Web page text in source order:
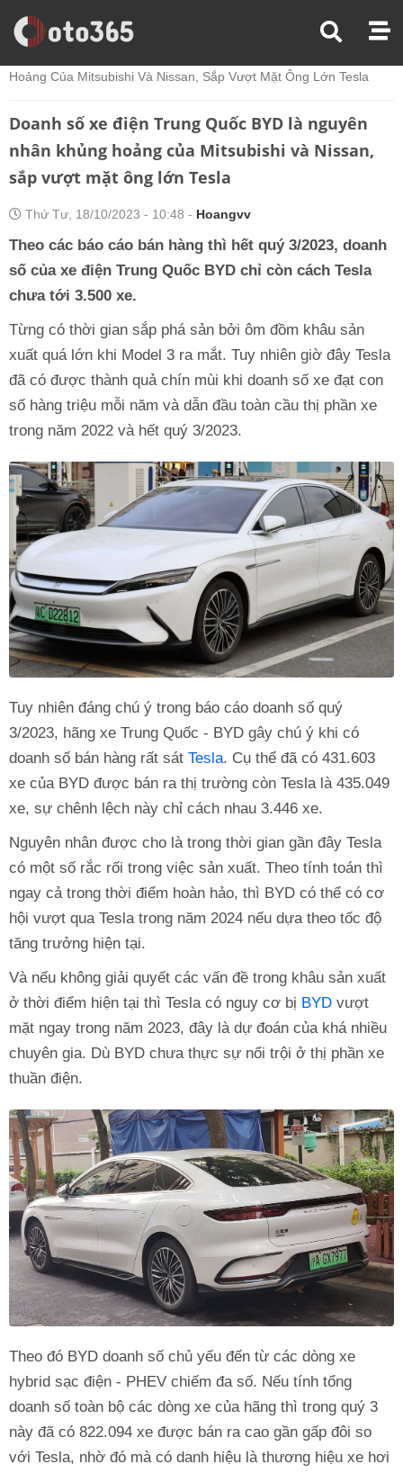
Trang Chủ
Xe Điện
Hoảng Của Mitsubishi Và Nissan, Sắp Vượt Mặt Ông Lớn Tesla
Doanh số xe điện Trung Quốc BYD là nguyên
nhân khủng hoảng của Mitsubishi và Nissan,
sắp vượt mặt ông lớn Tesla
Thứ Tư, 18/10/2023 - 10:48 - Hoangvv
Theo các báo cáo bán hàng thì hết quý 3/2023, doanh
số của xe điện Trung Quốc BYD chỉ còn cách Tesla
chưa tới 3.500 xe.
Từng có thời gian sắp phá sản bởi ôm đồm khâu sản
xuất quá lớn khi Model 3 ra mắt. Tuy nhiên giờ đây Tesla
đã có được thành quả chín mùi khi doanh số xe đạt con
số hàng triệu mỗi năm và dẫn đầu toàn cầu thị phần xe
trong năm 2022 và hết quý 3/2023.
Tuy nhiên đáng chú ý trong báo cáo doanh số quý
3/2023, hãng xe Trung Quốc - BYD gây chú ý khi có
doanh số bán hàng rất sát Tesla. Cụ thể đã có 431.603
xe của BYD được bán ra thị trường còn Tesla là 435.049
xe, sự chênh lệch này chỉ cách nhau 3.446 xe.
Nguyên nhân được cho là trong thời gian gần đây Tesla
có một số rắc rối trong việc sản xuất. Theo tính toán thì
ngay cả trong thời điểm hoàn hảo, thì BYD có thể có cơ
hội vượt qua Tesla trong năm 2024 nếu dựa theo tốc độ
tăng trưởng hiện tại.
Và nếu không giải quyết các vấn đề trong khâu sản xuất
ở thời điểm hiện tại thì Tesla có nguy cơ bị BYD vượt
mặt ngay trong năm 2023, đây là dự đoán của khá nhiều
chuyên gia. Dù BYD chưa thực sự nổi trội ở thị phần xe
thuần điện.
Theo đó BYD doanh số chủ yếu đến từ các dòng xe
hybrid sạc điện - PHEV chiếm đa số. Nếu tính tổng
doanh số toàn bộ các dòng xe của hãng thì trong quý 3
này đã có 822.094 xe được bán ra cao gần gấp đôi so
với Tesla, nhờ đó mà có danh hiệu là thương hiệu xe hơi